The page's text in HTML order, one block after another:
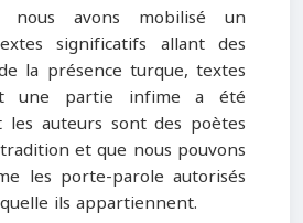
avons mobilisé un
significatifs allant des
la présence turque, textes
une partie infime a été
auteurs sont des poètes
et que nous pouvons
les porte-parole autorisés
ils appartiennent.